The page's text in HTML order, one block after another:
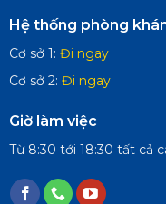
Hệ thống phòng
Cơ sở 1: Đi ngay
Cơ sở 2: Đi ngay
Giờ làm việc
Từ 8:30 tới 18:30 tất cả